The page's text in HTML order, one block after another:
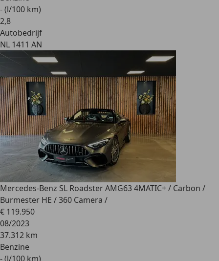
- (l/100 km)
2,8
Autobedrijf
NL 1411 AN
Mercedes-Benz SL Roadster AMG63 4MATIC+ / Carbon /
Burmester HE / 360 Camera /
€ 119.950
08/2023
37.312 km
Benzine
- (l/100 km)